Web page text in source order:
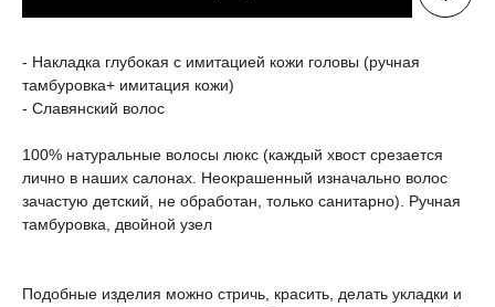
- Накладка глубокая с имитацией кожи головы (ручная
тамбуровка+ имитация кожи)
- Славянский волос
100% натуральные волосы люкс (каждый хвост срезается
лично в наших салонах. Неокрашенный изначально волос
зачастую детский, не обработан, только санитарно). Ручная
тамбуровка, двойной узел
Подобные изделия можно стричь, красить, делать укладки и